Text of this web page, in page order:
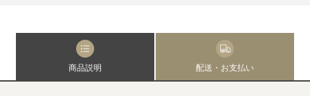
商品説明 配送・お支払い